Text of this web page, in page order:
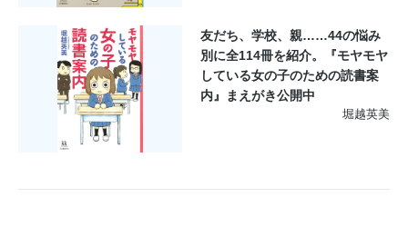
友だち、学校、親……44の悩み
別に全114冊を紹介。『モヤモヤ
している女の子のための読書案
内』まえがき公開中
堀越英美